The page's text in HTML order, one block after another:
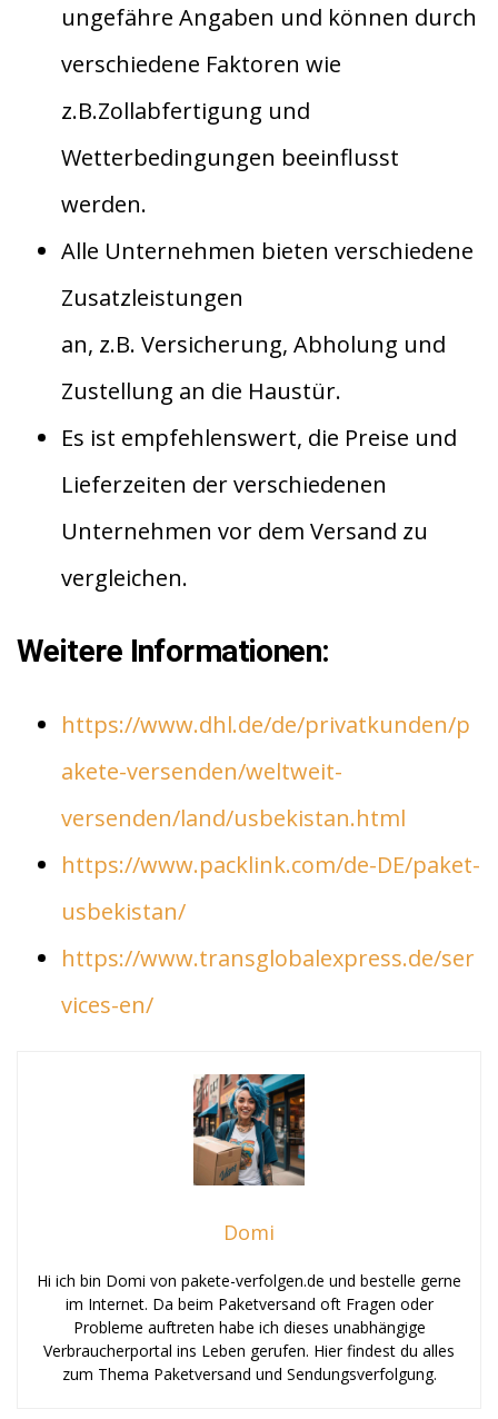
ungefähre Angaben und können durch
verschiedene Faktoren wie
z.B.Zollabfertigung und
Wetterbedingungen beeinflusst
werden.
Alle Unternehmen bieten verschiedene
Zusatzleistungen
an, z.B. Versicherung, Abholung und
Zustellung an die Haustür.
Es ist empfehlenswert, die Preise und
Lieferzeiten der verschiedenen
Unternehmen vor dem Versand zu
vergleichen.
Weitere Informationen:
https://www.dhl.de/de/privatkunden/p
akete-versenden/weltweit-
versenden/land/usbekistan.html
https://www.packlink.com/de-DE/paket-
usbekistan/
https://www.transglobalexpress.de/ser
vices-en/
Domi
Hi ich bin Domi von pakete-verfolgen.de und bestelle gerne
im Internet. Da beim Paketversand oft Fragen oder
Probleme auftreten habe ich dieses unabhängige
Verbraucherportal ins Leben gerufen. Hier findest du alles
zum Thema Paketversand und Sendungsverfolgung.